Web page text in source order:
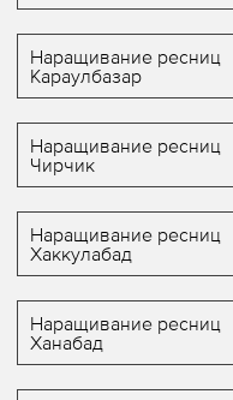
Наращивание ресниц
Караулбазар
Наращивание ресниц
Чирчик
Наращивание ресниц
Хаккулабад
Наращивание ресниц
Ханабад